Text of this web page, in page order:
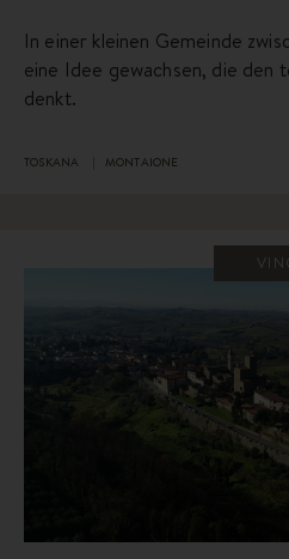
In einer kleinen Gemeinde
eine Idee gewachsen, die den
denkt.
TOSKANA MONTAIONE